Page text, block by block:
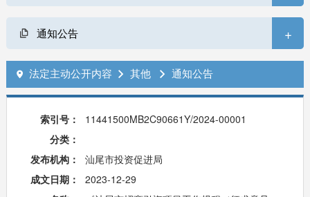
通知公告 +
 法定主动公开内容  其他  通知公告
索引号：
11441500MB2C90661Y/2024-00001
分类：
发布机构：
汕尾市投资促进局
成文日期：
2023-12-29